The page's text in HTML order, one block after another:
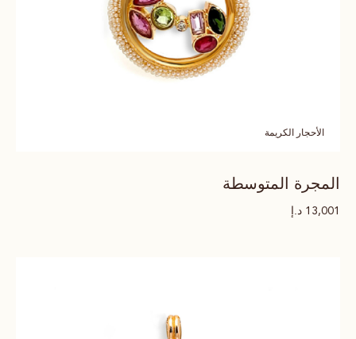
الأحجار الكريمة
المجرة المتوسطة
13,001 د.إ